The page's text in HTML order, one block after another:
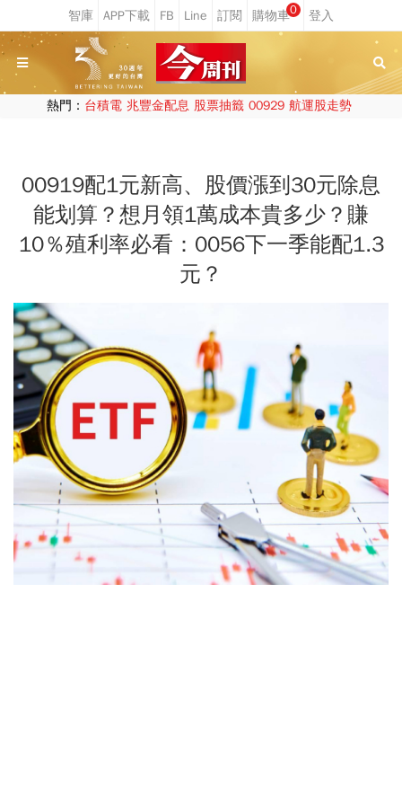
0
熱門： 台積電 兆豐金配息 股票抽籤 00929 航運股走勢
00919配1元新高、股價漲到30元除息
能划算？想月領1萬成本貴多少？賺
10％殖利率必看：0056下一季能配1.3
元？